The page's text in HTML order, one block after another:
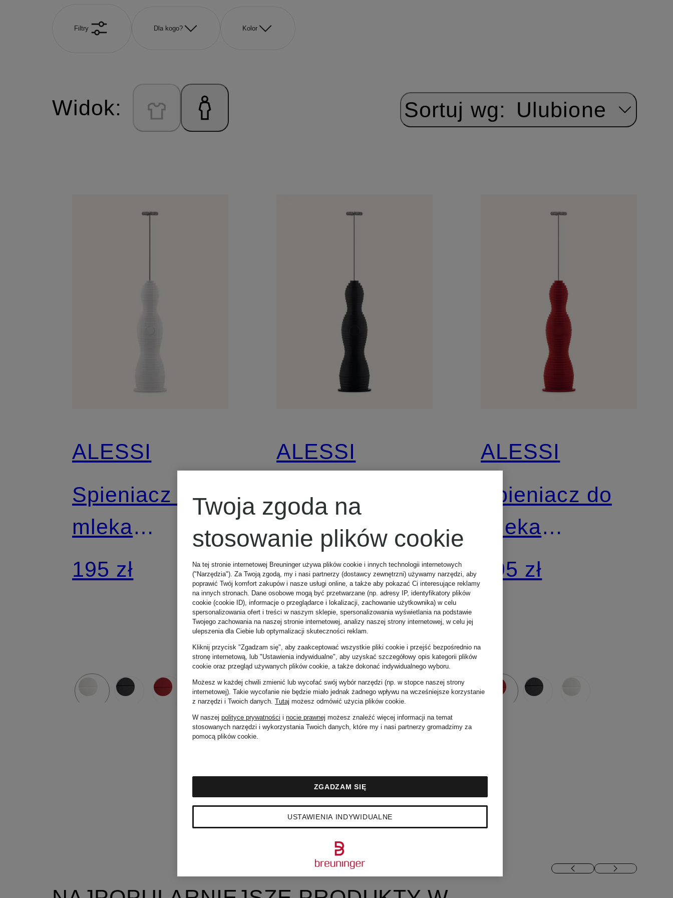
Filtry Dla kogo? Kolor
Widok: Sortuj wg: Ulubione
ALESSI
Spieniacz do
mleka
PULCINA
195 zł
ALESSI
Spieniacz do
mleka
PULCINA
195 zł
ALESSI
Spieniacz do
mleka
PULCINA
195 zł
Twoja zgoda na
stosowanie plików cookie
Na tej stronie internetowej Breuninger używa plików cookie i innych technologii internetowych
("Narzędzia"). Za Twoją zgodą, my i nasi partnerzy (dostawcy zewnętrzni) używamy narzędzi, aby
poprawić Twój komfort zakupów i nasze usługi online, a także aby pokazać Ci interesujące reklamy
na innych stronach. Dane osobowe mogą być przetwarzane (np. adresy IP, identyfikatory plików
cookie (cookie ID), informacje o przeglądarce i lokalizacji, zachowanie użytkownika) w celu
spersonalizowania ofert i treści w naszym sklepie, spersonalizowania wyświetlania na podstawie
Twojego zachowania na naszej stronie internetowej, analizy naszej strony internetowej, w celu jej
ulepszenia dla Ciebie lub optymalizacji skuteczności reklam.
Kliknij przycisk "Zgadzam się", aby zaakceptować wszystkie pliki cookie i przejść bezpośrednio na
stronę internetową, lub "Ustawienia indywidualne", aby uzyskać szczegółowy opis kategorii plików
cookie oraz przegląd używanych plików cookie, a także dokonać indywidualnego wyboru.
Możesz w każdej chwili zmienić lub wycofać swój wybór narzędzi (np. w stopce naszej strony
internetowej). Takie wycofanie nie będzie miało jednak żadnego wpływu na wcześniejsze korzystanie
z narzędzi i Twoich danych. Tutaj możesz odmówić użycia plików cookie.
W naszej polityce prywatności i nocie prawnej możesz znaleźć więcej informacji na temat
stosowanych narzędzi i wykorzystania Twoich danych, które my i nasi partnerzy gromadzimy za
pomocą plików cookie.
USTAWIENIA INDYWIDUALNE
ZGADZAM SIĘ